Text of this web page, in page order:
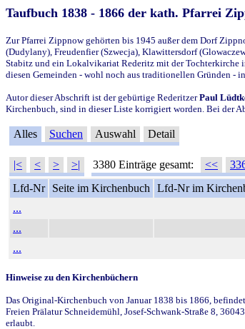
Taufbuch 1838 - 1866 der kath. Pfarrei
Zur Pfarrei Zippnow gehörten bis 1945 außer dem Dorf
(Dudylany), Freudenfier (Szwecja), Klawittersdorf
Stabitz und ein Lokalvikariat Rederitz mit der Tochterkirche
diesen Gemeinden - wohl noch aus traditionellen Gründen -
Autor dieser Abschrift ist der gebürtige RederitzerPaul
Kirchenbuch, sind in dieser Liste korrigiert worden. Bei der
Alles Suchen Auswahl Detail
|< < > >| 3380 Einträge gesamt: <<
Lfd-Nr
Seite im Kirchenbuch Lfd-Nr im
...
...
...
Hinweise zu den Kirchenbüchern
Das Original-Kirchenbuch von Januar 1838 bis 1866,
Freien Prälatur Schneidemühl, Josef-Schwank-Straße 8,
erlaubt.